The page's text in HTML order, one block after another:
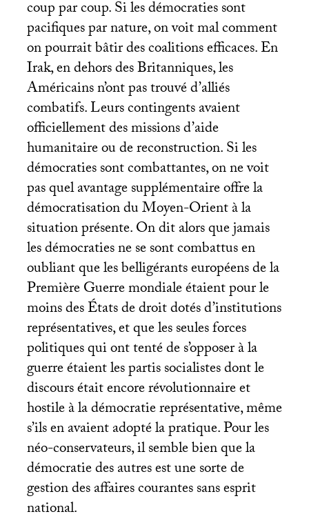
coup par coup. Si les démocraties sont
pacifiques par nature, on voit mal comment
on pourrait bâtir des coalitions efficaces. En
Irak, en dehors des Britanniques, les
Américains n’ont pas trouvé d’alliés
combatifs. Leurs contingents avaient
officiellement des missions d’aide
humanitaire ou de reconstruction. Si les
démocraties sont combattantes, on ne voit
pas quel avantage supplémentaire offre la
démocratisation du Moyen-Orient à la
situation présente. On dit alors que jamais
les démocraties ne se sont combattus en
oubliant que les belligérants européens de la
Première Guerre mondiale étaient pour le
moins des États de droit dotés d’institutions
représentatives, et que les seules forces
politiques qui ont tenté de s’opposer à la
guerre étaient les partis socialistes dont le
discours était encore révolutionnaire et
hostile à la démocratie représentative, même
s’ils en avaient adopté la pratique. Pour les
néo-conservateurs, il semble bien que la
démocratie des autres est une sorte de
gestion des affaires courantes sans esprit
national.